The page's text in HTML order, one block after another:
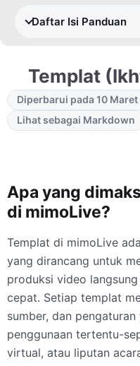
Daftar Isi Panduan
Templat
Diperbarui pada 10
Lihat sebagai Markdown
Apa yang
di mimoLive?
Templat di mimoLive
yang dirancang untuk
produksi video
cepat. Setiap templat
sumber, dan
penggunaan tertentu-
virtual, atau liputan